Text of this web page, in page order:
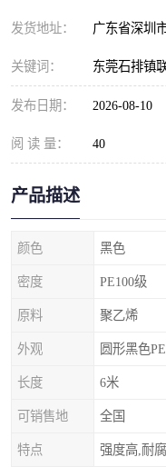
发货地址： 广东省深圳
关键词： 东莞石排镇
发布日期： 2026-08-10
阅 读 量： 40
产品描述
颜色 黑色
密度 PE100级
原料 聚乙烯
外观 圆形黑色
长度 6米
可销售地 全国
特点 强度高,耐